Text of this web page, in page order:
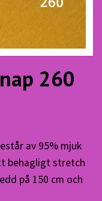
260
av 95% mjuk
behagligt stretch
på 150 cm och